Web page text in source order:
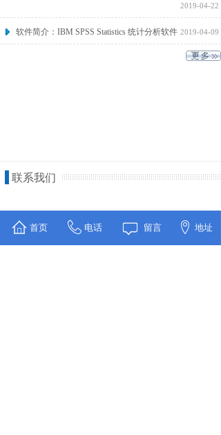
2019-04-22
软件简介：IBM SPSS Statistics 统计分析软件 2019-04-09
联系我们
首页 电话 留言 地址